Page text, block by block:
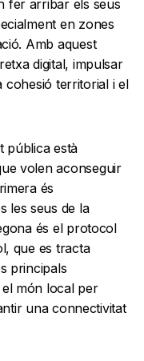
fer arribar els seus
en zones
Amb aquest
digital, impulsar
cohesió territorial i el
pública està
volen aconseguir
és
les seus de la
és el protocol
que es tracta
principals
món local per
una connectivitat